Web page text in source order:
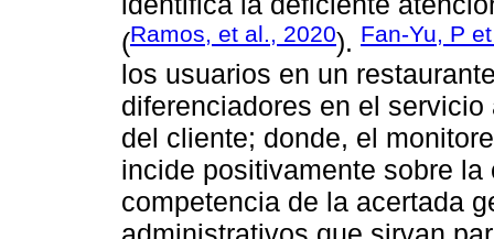
(Ramos, et al., 2020). Fan-Yu, P
los usuarios en un
diferenciadores en el
del cliente; donde, el
incide positivamente sobre
competencia de la acertada